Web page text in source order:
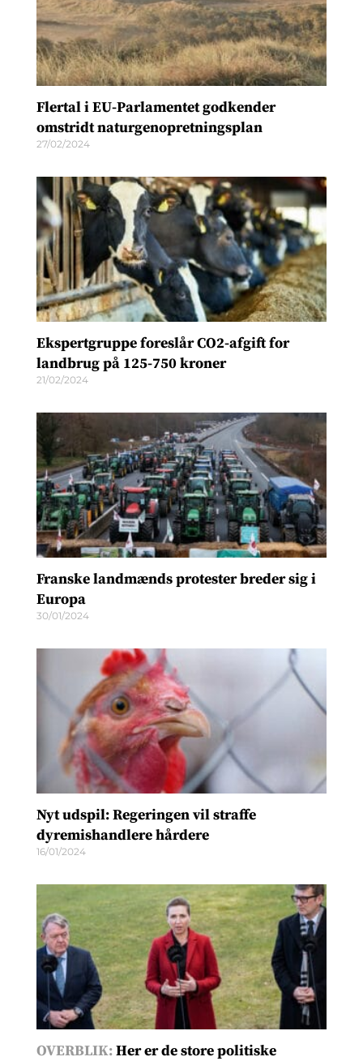
Flertal i EU-Parlamentet godkender
omstridt naturgenopretningsplan
27/02/2024
Ekspertgruppe foreslår CO2-afgift for
landbrug på 125-750 kroner
21/02/2024
Franske landmænds protester breder sig i
Europa
30/01/2024
Nyt udspil: Regeringen vil straffe
dyremishandlere hårdere
16/01/2024
OVERBLIK:Her er de store politiske